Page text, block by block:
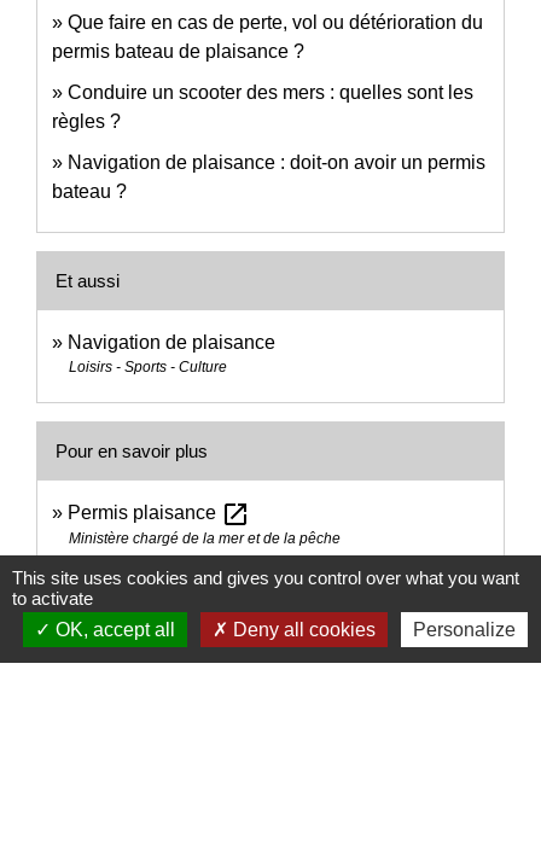
Que faire en cas de perte, vol ou détérioration du
permis bateau de plaisance ?
Conduire un scooter des mers : quelles sont les
règles ?
Navigation de plaisance : doit-on avoir un permis
bateau ?
Et aussi
Navigation de plaisance
Loisirs - Sports - Culture
Pour en savoir plus
Permis plaisance open_in_new
Ministère chargé de la mer et de la pêche
Équipements de sécurité des bateaux de
plaisance en mer
Ministère chargé de la mer et de la pêche
This site uses cookies and gives you control over what you want
to activate
OK, accept all
Deny all cookies Personalize